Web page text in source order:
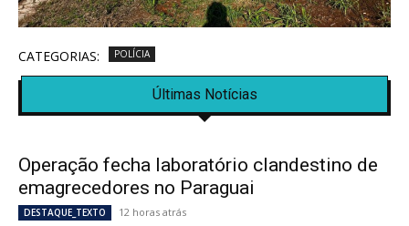
CATEGORIAS: POLÍCIA
Últimas Notícias
Operação fecha laboratório clandestino de
emagrecedores no Paraguai
DESTAQUE_TEXTO 12 horas atrás